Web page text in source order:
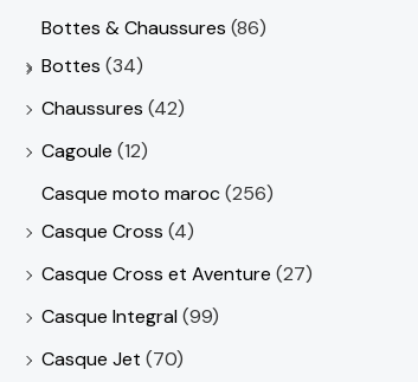
Bottes & Chaussures (86)
Bottes (34)
Chaussures (42)
Cagoule (12)
Casque moto maroc(256)
Casque Cross (4)
Casque Cross et Aventure (27)
Casque Integral(99)
Casque Jet (70)